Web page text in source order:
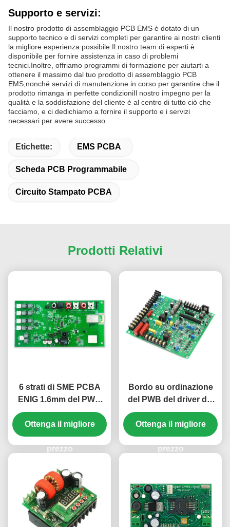
Supporto e servizi:
Il nostro prodotto di assemblaggio PCB EMS è dotato di un
supporto tecnico e di servizi completi per garantire ai nostri clienti
la migliore esperienza possibile.Il nostro team di esperti è
disponibile per fornire assistenza in caso di problemi
tecnici.Inoltre, offriamo programmi di formazione per aiutarti a
ottenere il massimo dal tuo prodotto di assemblaggio PCB
EMS,nonché servizi di manutenzione in corso per garantire che il
prodotto rimanga in perfette condizioniIl nostro impegno per la
qualità e la soddisfazione del cliente è al centro di tutto ciò che
facciamo, e ci dedichiamo a fornire il supporto e i servizi
necessari per avere successo.
Etichette: EMS PCBA
Scheda PCB Programmabile
Circuito Stampato PCBA
Prodotti Relativi
6 strati di SME PCBA
ENIG 1.6mm del PWB
dell'Assemblea FR408
0.25mm delle
componenti
Ottenga il migliore
prezzo
Bordo su ordinazione
del PWB del driver del
PWB FR4 1.6mm LED
del rilevatore di fumo
dell'allarme di sicurezza
Ottenga il migliore
prezzo